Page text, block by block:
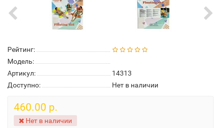
Рейтинг:
Модель:
Артикул:
14313
Доступно:
Нет в наличии
460.00 р.
Нет в наличии